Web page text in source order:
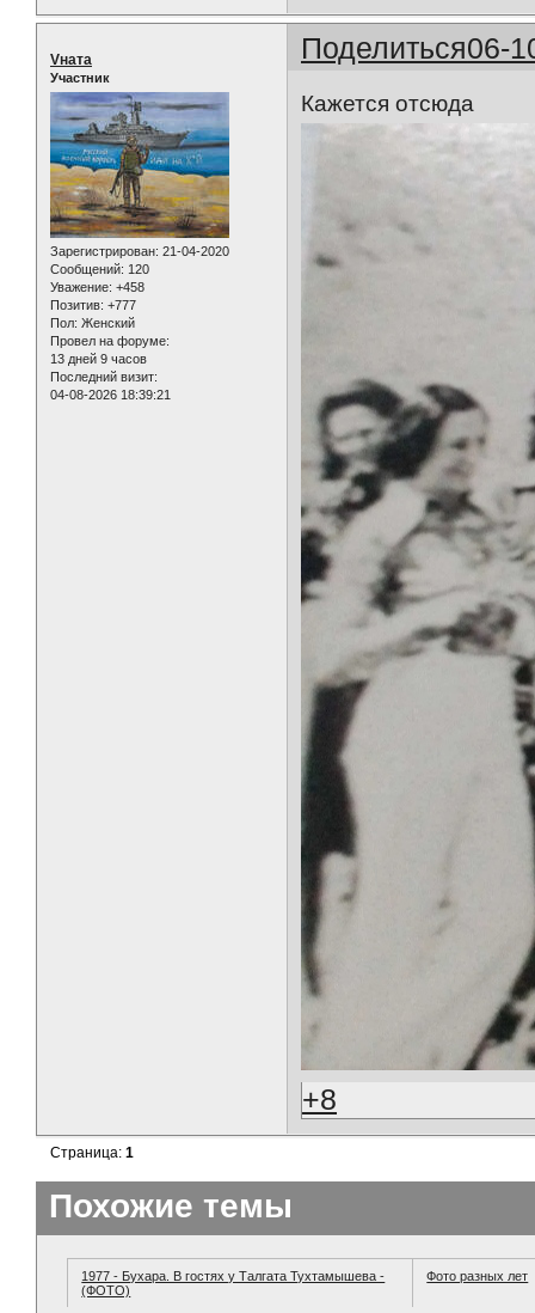
Поделиться06-
Vната
Участник
Зарегистрирован: 21-04-2020
Сообщений: 120
Уважение: +458
Позитив: +777
Пол: Женский
Провел на форуме:
13 дней 9 часов
Последний визит:
04-08-2026 18:39:21
Кажется отсюда
+8
Страница:1
Похожие темы
1977 - Бухара. В гостях у Талгата Тухтамышева -
(ФОТО)
Фото разных лет